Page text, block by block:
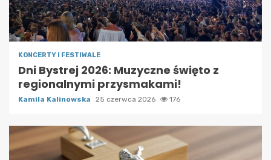
KONCERTY I FESTIWALE
Dni Bystrej 2026: Muzyczne święto z
regionalnymi przysmakami!
Kamila Kalinowska 25 czerwca 2026 176